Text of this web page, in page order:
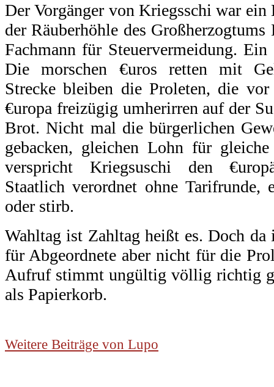
Der Vorgänger von Kriegsschi war
der Räuberhöhle des
Fachmann für Steuervermeidung.
Die morschen €uros retten mit
Strecke bleiben die Proleten, die
€uropa freizügig umherirren auf der
Brot. Nicht mal die bürgerlichen
gebacken, gleichen Lohn für
verspricht Kriegsuschi den
Staatlich verordnet ohne Tarifrunde,
oder stirb.
Wahltag ist Zahltag heißt es. Doch
für Abgeordnete aber nicht für die
Aufruf stimmt ungültig völlig richtig
als Papierkorb.
Weitere Beiträge von Lupo